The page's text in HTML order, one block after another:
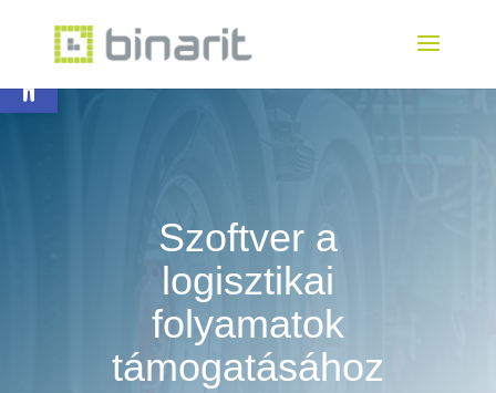
Eszköztár megnyitása
Szoftver a
logisztikai
folyamatok
támogatásához